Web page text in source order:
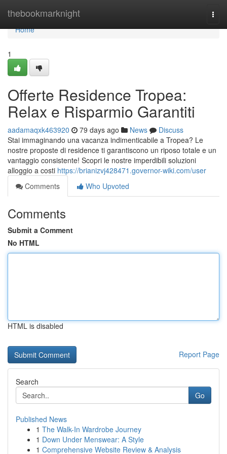
thebookmarknight
Home
Home
1
Offerte Residence Tropea:
Relax e Risparmio Garantiti
aadamaqxk463920 79 days ago News
Discuss
Stai immaginando una vacanza indimenticabile a Tropea? Le
nostre proposte di residence ti garantiscono un riposo totale e un
vantaggio consistente! Scopri le nostre imperdibili soluzioni
alloggio a costi https://brianizvj428471.governor-wiki.com/user
Comments
Who Upvoted
Comments
Submit a Comment
No HTML
HTML is disabled
Report Page
Search
Go
Published News
1 The Walk-In Wardrobe Journey
1 Down Under Menswear: A Style
1 Comprehensive Website Review & Analysis